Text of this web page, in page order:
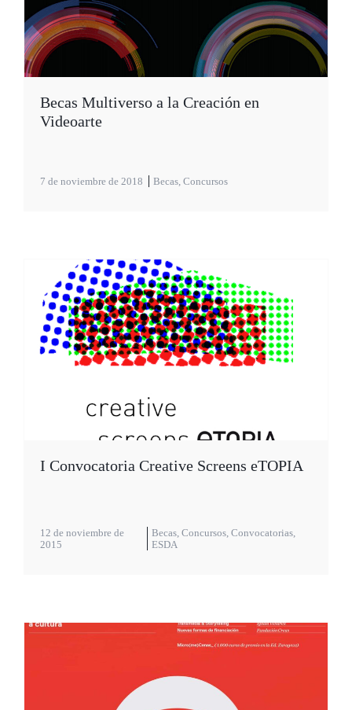
Becas Multiverso a la Creación en
Videoarte
7 de noviembre de 2018 Becas, Concursos
I Convocatoria Creative Screens eTOPIA
12 de noviembre de
2015
Becas, Concursos, Convocatorias,
ESDA